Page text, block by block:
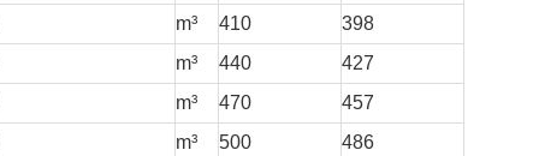
m³ 410
398
m³ 440
427
m³ 470
457
m³ 500
486